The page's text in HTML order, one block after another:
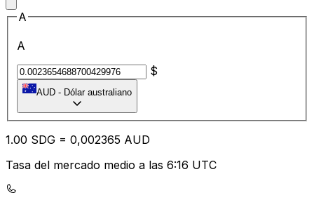
A
A
$
AUD - Dólar australiano
1.00 SDG = 0,002365 AUD
Tasa del mercado medio a las 6:16 UTC